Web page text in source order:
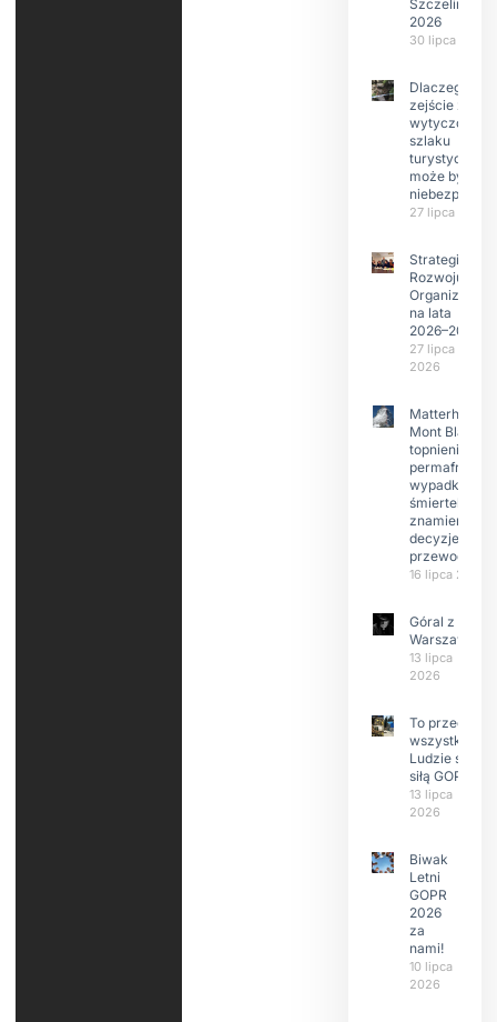
Szczeliniec
2026
30 lipca 2026
Dlaczego
zejście z
wytyczonego
szlaku
może być
27 lipca 2026
Strategia
Rozwoju
Organizacji
na lata
2026–2029
27 lipca
2026
Matterhorn i
Mont Blanc:
topnienie
permafrost,
wypadki
śmiertelne,
znamienne
decyzje
16 lipca 2026
Góral z
Warszawy.
13 lipca
2026
To przede
wszystkim
Ludzie są
siłą GOPR
13 lipca
2026
Biwak
Letni
GOPR
2026
za
nami!
10 lipca
2026